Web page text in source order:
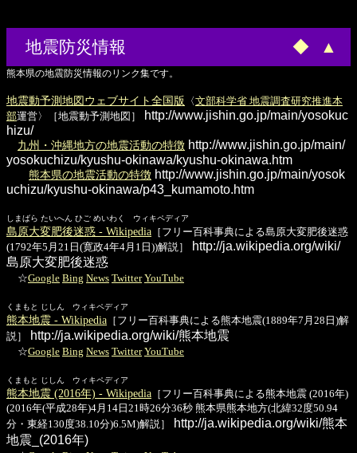
地震防災情報 ◆ ▲
熊本県の地震防災情報のリンク集です。
地震動予測地図ウェブサイト全国版 〈文部科学省 地震調査研究推進本
部運営〉［地震動予測地図］
http://www.jishin.go.jp/main/yosokuc
hizu/
九州・沖縄地方の地震活動の特徴 http://www.jishin.go.jp/main/
yosokuchizu/kyushu-okinawa/kyushu-okinawa.htm
熊本県の地震活動の特徴 http://www.jishin.go.jp/main/yosok
uchizu/kyushu-okinawa/p43_kumamoto.htm
しまばら たいへん ひご めいわく ウィキペディア
島原大変肥後迷惑 - Wikipedia ［フリー百科事典による島原大変肥後迷惑
(1792年5月21日(寛政4年4月1日))解説］
http://ja.wikipedia.org/wiki/
島原大変肥後迷惑
☆Google Bing News Twitter YouTube
くまもと じしん ウィキペディア
熊本地震 - Wikipedia ［フリー百科事典による熊本地震(1889年7月28日)解
説］
http://ja.wikipedia.org/wiki/熊本地震
☆Google Bing News Twitter YouTube
くまもと じしん ウィキペディア
熊本地震 (2016年) - Wikipedia ［フリー百科事典による熊本地震 (2016年)
(2016年(平成28年)4月14日21時26分36秒 熊本県熊本地方(北緯32度50.94
分・東経130度38.10分)6.5M)解説］
http://ja.wikipedia.org/wiki/熊本
地震_(2016年)